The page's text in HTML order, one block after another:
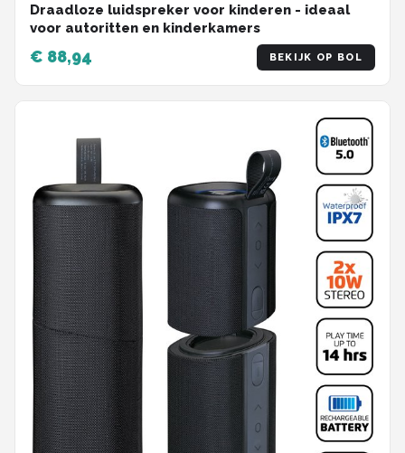
Draadloze luidspreker voor kinderen - ideaal
voor autoritten en kinderkamers
€ 88,94 BEKIJK OP BOL